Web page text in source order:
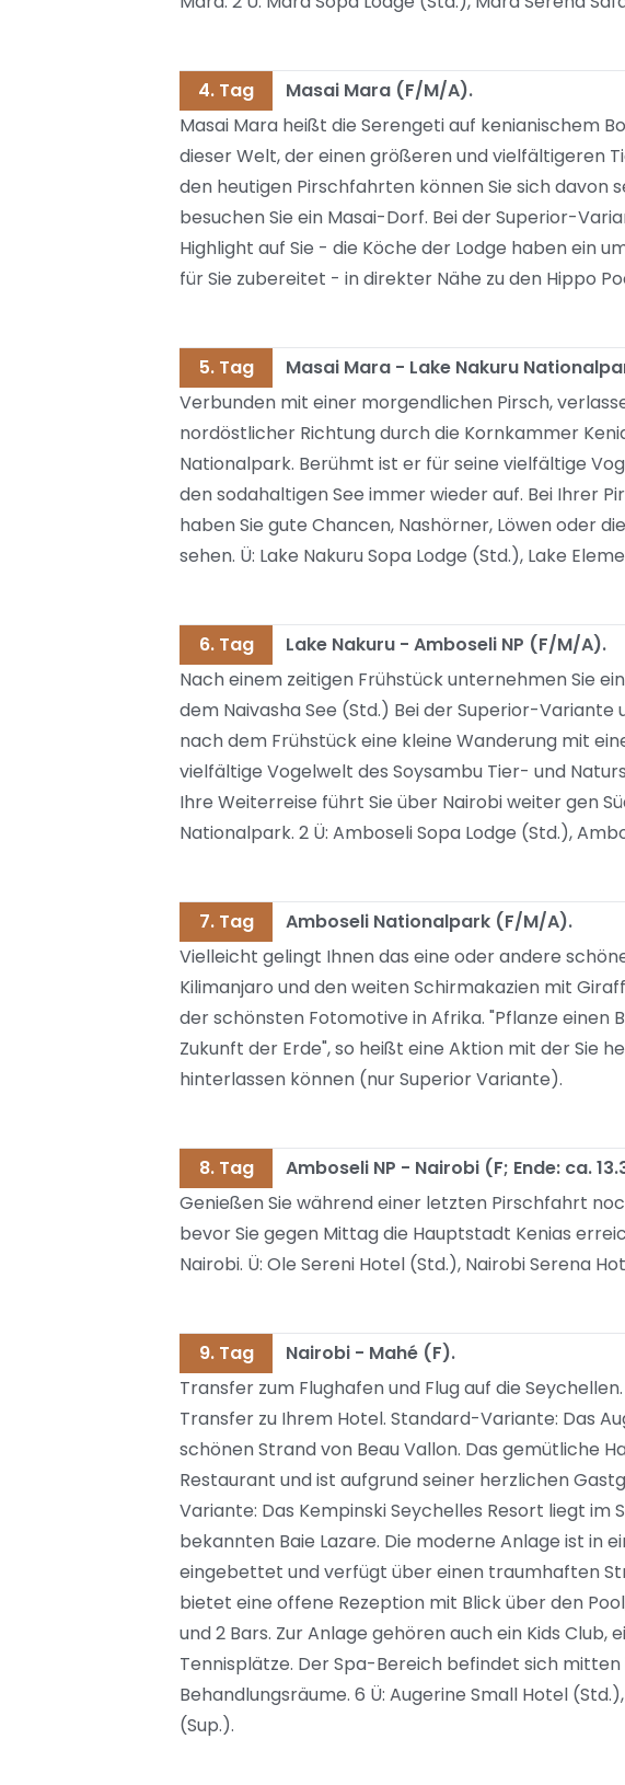
4. Tag
Masai Mara (F/M/A).
Masai Mara heißt die Serengeti auf kenianischem
dieser Welt, der einen größeren und vielfältigeren
den heutigen Pirschfahrten können Sie sich davon
besuchen Sie ein Masai-Dorf. Bei der Superior-
Highlight auf Sie - die Köche der Lodge haben ein
für Sie zubereitet - in direkter Nähe zu den Hippo
5. Tag
Masai Mara - Lake Nakuru
Verbunden mit einer morgendlichen Pirsch,
nordöstlicher Richtung durch die Kornkammer
Nationalpark. Berühmt ist er für seine vielfältige
den sodahaltigen See immer wieder auf. Bei Ihrer
haben Sie gute Chancen, Nashörner, Löwen oder
sehen. Ü: Lake Nakuru Sopa Lodge (Std.), Lake
6. Tag
Lake Nakuru - Amboseli NP (F/M/A).
Nach einem zeitigen Frühstück unternehmen Sie
dem Naivasha See (Std.) Bei der Superior-
nach dem Frühstück eine kleine Wanderung mit
vielfältige Vogelwelt des Soysambu Tier- und
Ihre Weiterreise führt Sie über Nairobi weiter gen
Nationalpark. 2 Ü: Amboseli Sopa Lodge (Std.),
7. Tag
Amboseli Nationalpark (F/M/A).
Vielleicht gelingt Ihnen das eine oder andere
Kilimanjaro und den weiten Schirmakazien mit
der schönsten Fotomotive in Afrika. "Pflanze einen
Zukunft der Erde", so heißt eine Aktion mit der Sie
hinterlassen können (nur Superior Variante).
8. Tag
Amboseli NP - Nairobi (F; Ende: ca.
Genießen Sie während einer letzten Pirschfahrt
bevor Sie gegen Mittag die Hauptstadt Kenias
Nairobi. Ü: Ole Sereni Hotel (Std.), Nairobi Serena
9. Tag
Nairobi - Mahé (F).
Transfer zum Flughafen und Flug auf die
Transfer zu Ihrem Hotel. Standard-Variante: Das
schönen Strand von Beau Vallon. Das gemütliche
Restaurant und ist aufgrund seiner herzlichen
Variante: Das Kempinski Seychelles Resort liegt im
bekannten Baie Lazare. Die moderne Anlage ist in
eingebettet und verfügt über einen traumhaften
bietet eine offene Rezeption mit Blick über den
und 2 Bars. Zur Anlage gehören auch ein Kids Club,
Tennisplätze. Der Spa-Bereich befindet sich
Behandlungsräume. 6 Ü: Augerine Small Hotel
(Sup.).